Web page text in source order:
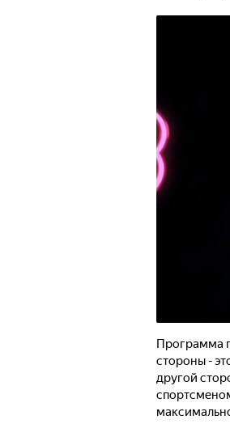
Программа
стороны -
другой